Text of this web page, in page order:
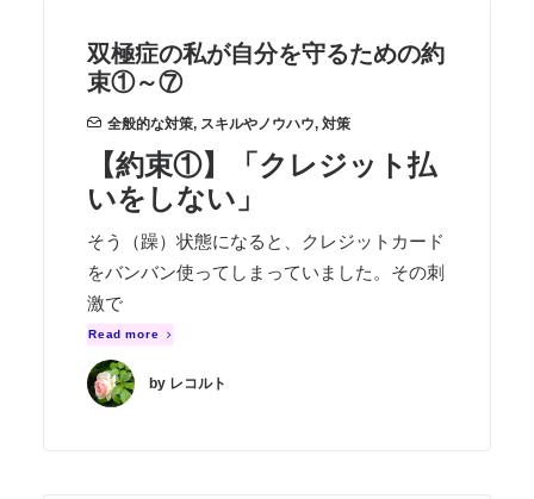
双極症の私が自分を守るための約
束①～⑦
全般的な対策, スキルやノウハウ, 対策
【約束①】「クレジット払
いをしない」
そう（躁）状態になると、クレジットカード
をバンバン使ってしまっていました。その刺
激で
Read more
by レコルト